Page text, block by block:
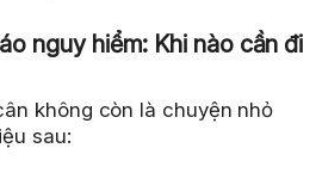
nguy hiểm: Khi nào cần đi
không còn là chuyện nhỏ
sau: